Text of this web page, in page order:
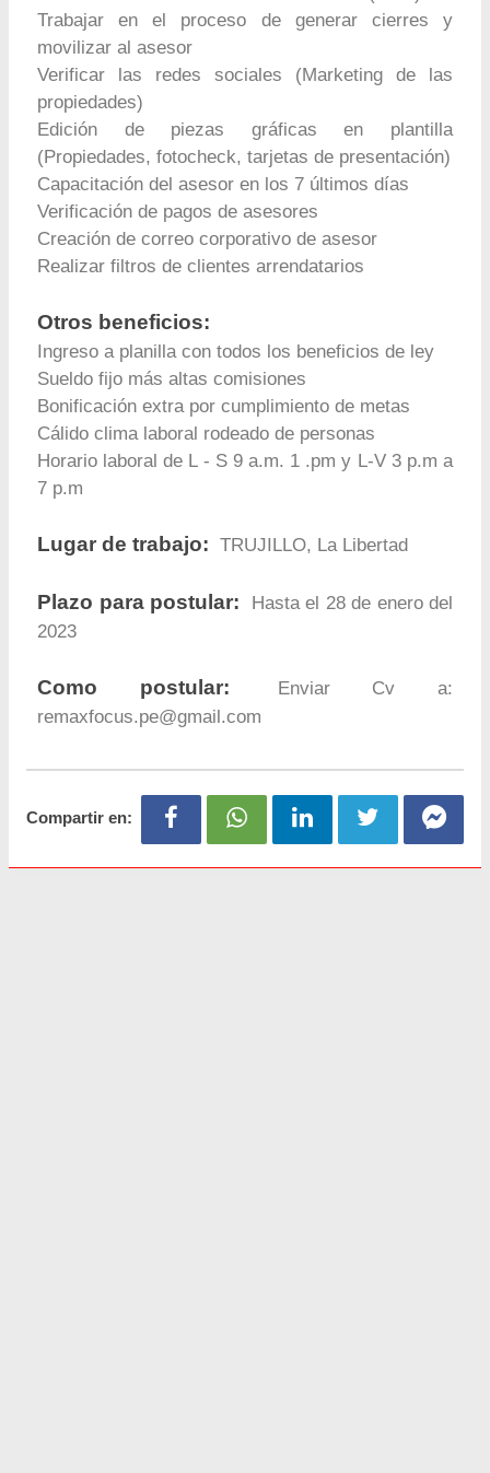
Trabajar en el proceso de generar cierres y
movilizar al asesor
Verificar las redes sociales (Marketing de las
propiedades)
Edición de piezas gráficas en plantilla
(Propiedades, fotocheck, tarjetas de presentación)
Capacitación del asesor en los 7 últimos días
Verificación de pagos de asesores
Creación de correo corporativo de asesor
Realizar filtros de clientes arrendatarios
Otros beneficios:
Ingreso a planilla con todos los beneficios de ley
Sueldo fijo más altas comisiones
Bonificación extra por cumplimiento de metas
Cálido clima laboral rodeado de personas
Horario laboral de L - S 9 a.m. 1 .pm y L-V 3 p.m a
7 p.m
Lugar de trabajo: TRUJILLO, La Libertad
Plazo para postular:
Hasta el 28 de enero del
2023
Como postular:
Enviar Cv a:
remaxfocus.pe@gmail.com
Compartir en: